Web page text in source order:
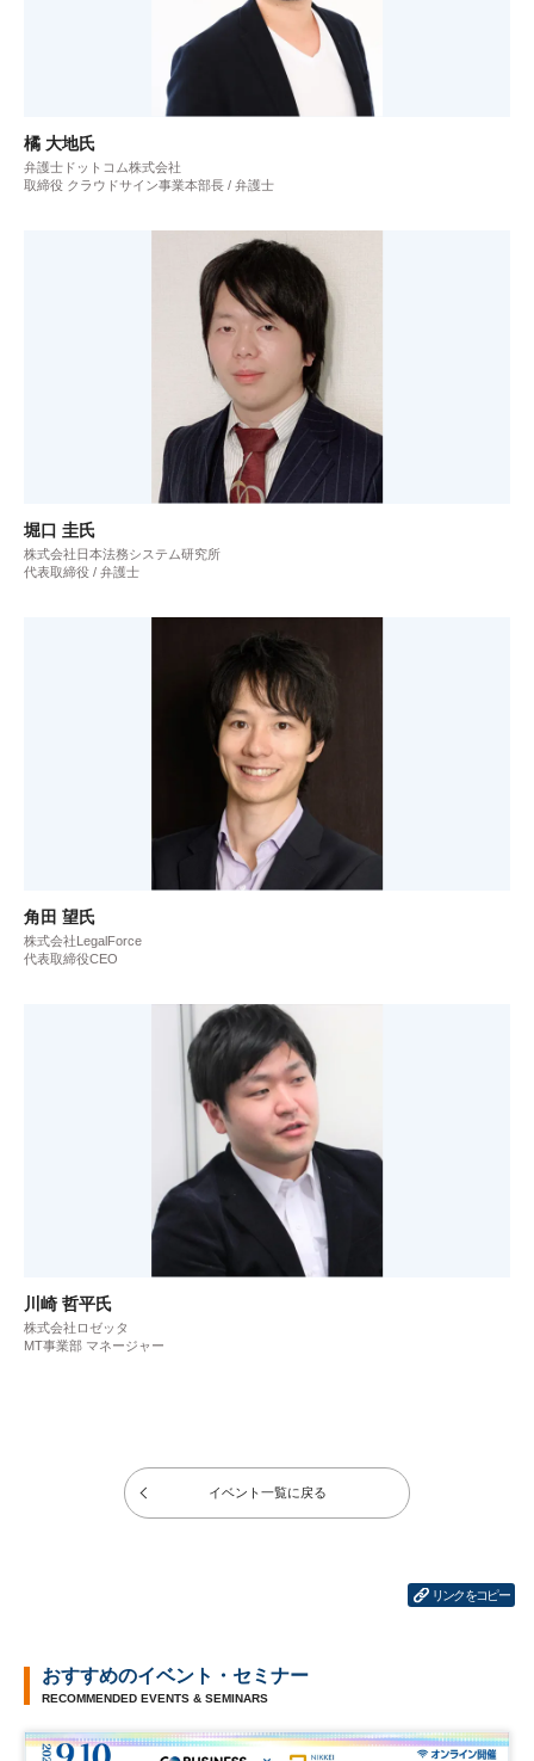
橘 大地氏
弁護士ドットコム株式会社
取締役 クラウドサイン事業本部長 / 弁護士
堀口 圭氏
株式会社日本法務システム研究所
代表取締役 / 弁護士
角田 望氏
株式会社LegalForce
代表取締役CEO
川崎 哲平氏
株式会社ロゼッタ
MT事業部 マネージャー
イベント一覧に戻る
リンクをコピー
おすすめのイベント・セミナー
RECOMMENDED EVENTS & SEMINARS